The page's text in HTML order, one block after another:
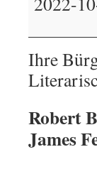
einmal
Ihre
Robert
James